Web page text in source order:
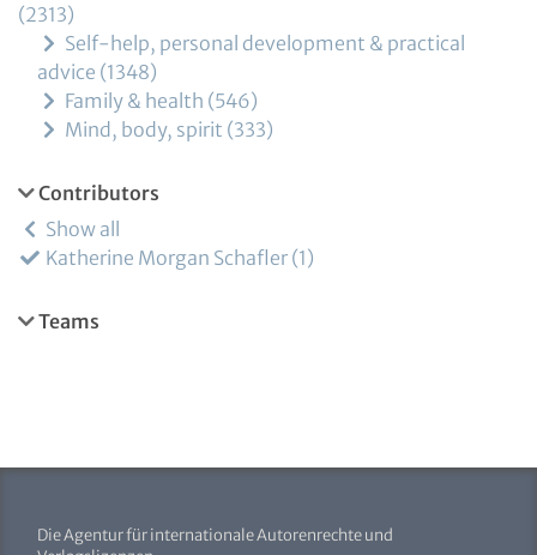
2313
Self-help, personal development & practical
advice 1348
Family & health 546
Mind, body, spirit 333
Contributors
Show all
Katherine Morgan Schafler 1
Teams
Die Agentur für internationale Autorenrechte und